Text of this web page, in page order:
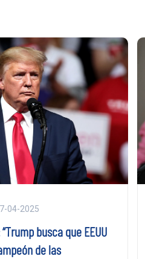
04-2025
busca que EEUU
de las